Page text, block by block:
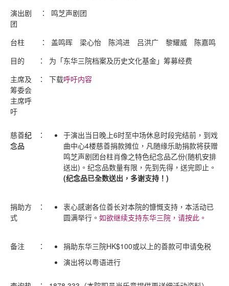
演出剧
团
： 鸣芝声剧团
台柱 ：
盖鸣晖 梁心怡 陈鸿进 吕洪广 黎耀威 陈嘉鸣
目的
：
为「东华三院档案及历史文化基金」筹募经费
主席及
筹委会
主席呼
吁
： 下载呼吁内容
慈善纪
念品
：
于演出当日晚上6时至中场休息时段完结前，到戏
曲中心4楼慈善捐款摊位，凡随缘乐助捐款将获赠
鸣芝声剧团台柱肖像之特色纪念品乙份(随机安排
送出)。纪念品数量有限，先到先得，送完即止 。
(纪念品已全数送出，多谢支持！)
捐助方
式
：
衷心感谢各位善长对本院的慷慨支持，本活动已
圆满举行。 如欲继续支持东华三院，请按此。
备注 ：
捐助东华三院HK$100或以上的善款可申请免税
演出将以粤语进行